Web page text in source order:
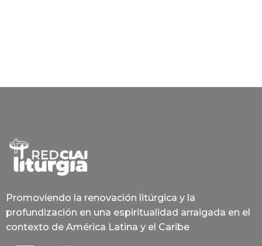
Promoviendo la renovación litúrgica y la
profundización en una espiritualidad arraigada en el
contexto de América Latina y el Caribe